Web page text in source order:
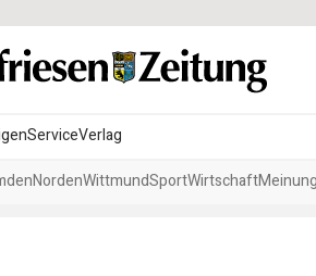
ServiceVerlag
NordenWittmundSportWirtschaftMeinung